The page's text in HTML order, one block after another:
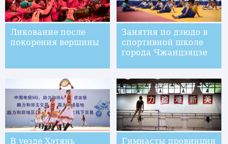
Ликование после
покорения вершины
Занятия по дзюдо в
спортивной школе
города Чжанцзяцзе
В уезде Хэтянь Гимнасты провинции